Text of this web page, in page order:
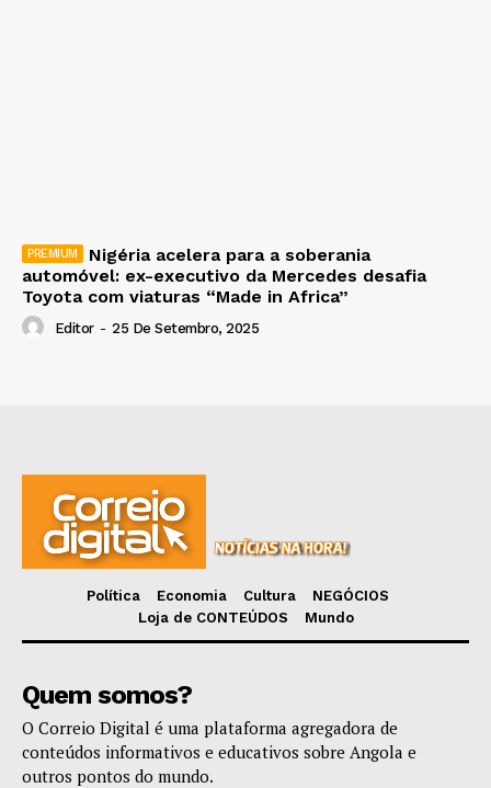
Nigéria acelera para a soberania
automóvel: ex-executivo da Mercedes desafia
Toyota com viaturas “Made in Africa”
Editor - 25 De Setembro, 2025
Política Economia Cultura
NEGÓCIOS
Loja de CONTEÚDOS
Mundo
Quem somos?
O Correio Digital é uma plataforma agregadora de
conteúdos informativos e educativos sobre Angola e
outros pontos do mundo.